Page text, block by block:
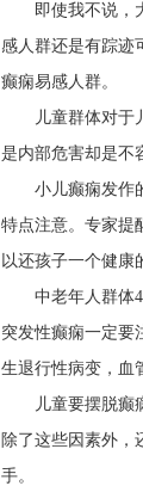
即使我不说，
感人群还是有踪迹
癫痫易感人群。
儿童群体对于
是内部危害却是不
小儿癫痫发作
特点注意。专家提
以还孩子一个健康
中老年人群体
突发性癫痫一定要
生退行性病变，血
儿童要摆脱癫
除了这些因素外，
手。